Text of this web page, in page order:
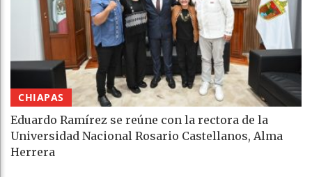
CHIAPAS
Eduardo Ramírez se reúne con la rectora de la
Universidad Nacional Rosario Castellanos, Alma
Herrera